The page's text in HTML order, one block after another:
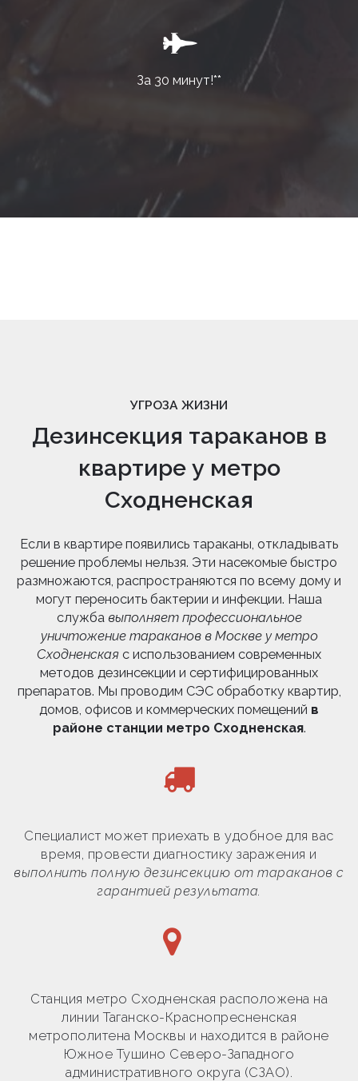
За 30 минут!**
УГРОЗА ЖИЗНИ
Дезинсекция тараканов в
квартире у метро
Сходненская
Если в квартире появились тараканы, откладывать
решение проблемы нельзя. Эти насекомые быстро
размножаются, распространяются по всему дому и
могут переносить бактерии и инфекции. Наша
служба выполняет профессиональное
уничтожение тараканов в Москве у метро
Сходненская с использованием современных
методов дезинсекции и сертифицированных
препаратов. Мы проводим СЭС обработку квартир,
домов, офисов и коммерческих помещений в
районе станции метро Сходненская.
Специалист может приехать в удобное для вас
время, провести диагностику заражения и
выполнить полную дезинсекцию от тараканов с
гарантией результата.
Станция метро Сходненская расположена на
линии Таганско-Краснопресненская
метрополитена Москвы и находится в районе
Южное Тушино Северо-Западного
административного округа (СЗАО).